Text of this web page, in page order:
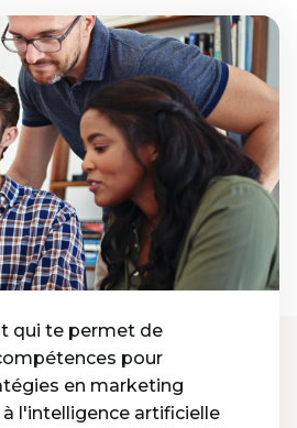
qui te permet de
pour
en marketing
l'intelligence artificielle